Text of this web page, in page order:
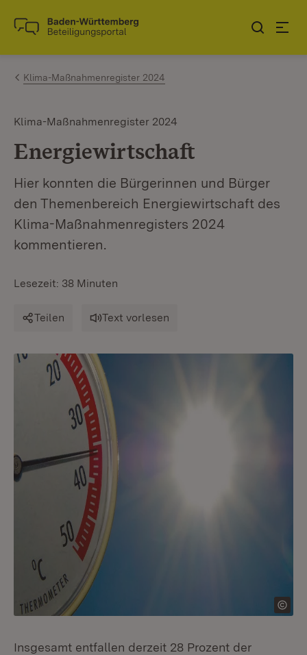
Zum Inhalt springen
Link zur Startseite
Klima-Maßnahmenregister 2024
Klima-Maßnahmenregister 2024
Energiewirtschaft
Hier konnten die Bürgerinnen und Bürger
den Themenbereich Energiewirtschaft des
Klima-Maßnahmenregisters 2024
kommentieren.
Lesezeit: 38 Minuten
Teilen Text vorlesen
Insgesamt entfallen derzeit 28 Prozent der